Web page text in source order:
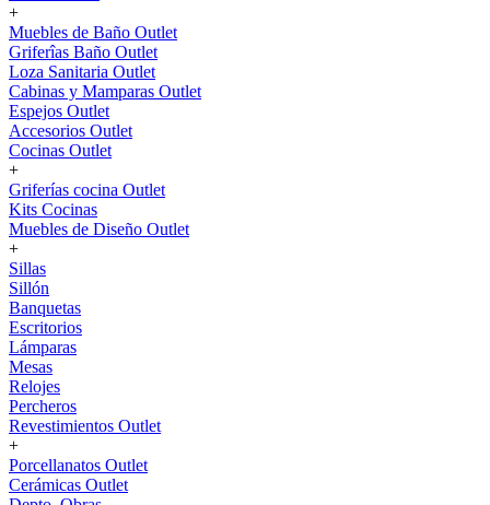
+
Muebles de Baño Outlet
Griferîas Baño Outlet
Loza Sanitaria Outlet
Cabinas y Mamparas Outlet
Espejos Outlet
Accesorios Outlet
Cocinas Outlet
+
Griferías cocina Outlet
Kits Cocinas
Muebles de Diseño Outlet
+
Sillas
Sillón
Banquetas
Escritorios
Lámparas
Mesas
Relojes
Percheros
Revestimientos Outlet
+
Porcellanatos Outlet
Cerámicas Outlet